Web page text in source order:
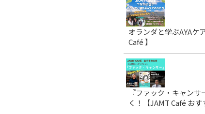
オランダと学ぶAYAケ
Café 】
『ファック・キャン
く！【JAMT Café おす